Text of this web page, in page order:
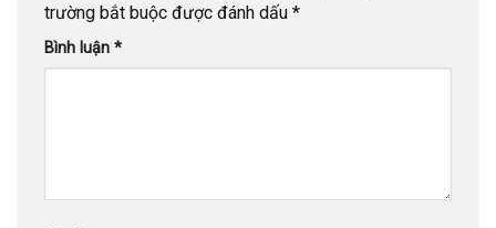
trường bắt buộc được đánh dấu *
Bình luận *